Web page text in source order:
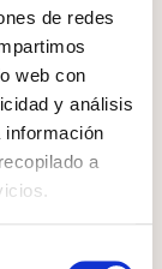
de redes
web con
y análisis
información
a